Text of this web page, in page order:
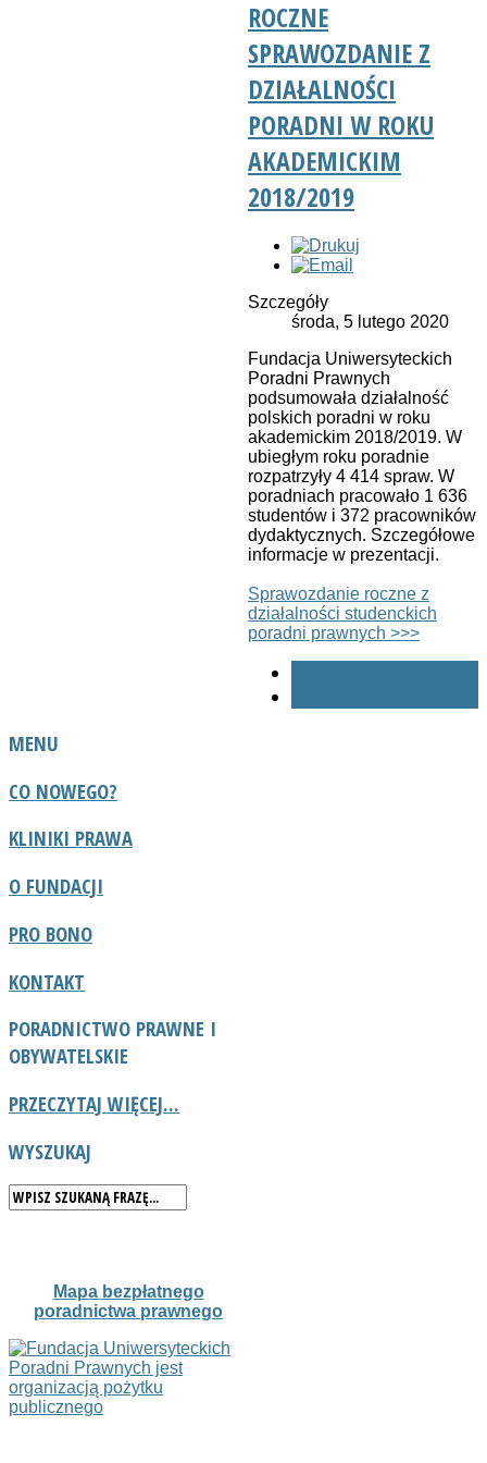
ROCZNE
SPRAWOZDANIE Z
DZIAŁALNOŚCI
PORADNI W ROKU
AKADEMICKIM
2018/2019
Szczegóły
środa, 5 lutego 2020
Fundacja Uniwersyteckich
Poradni Prawnych
podsumowała działalność
polskich poradni w roku
akademickim 2018/2019. W
ubiegłym roku poradnie
rozpatrzyły 4 414 spraw. W
poradniach pracowało 1 636
studentów i 372 pracowników
dydaktycznych. Szczegółowe
informacje w prezentacji.
Sprawozdanie roczne z
działalności studenckich
poradni prawnych >>>
MENU
CO NOWEGO?
KLINIKI PRAWA
O FUNDACJI
PRO BONO
KONTAKT
PORADNICTWO PRAWNE I
OBYWATELSKIE
PRZECZYTAJ WIĘCEJ...
WYSZUKAJ
Mapa bezpłatnego
poradnictwa prawnego